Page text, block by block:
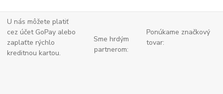
U nás môžete platiť
cez účet GoPay alebo
zaplaťte rýchlo
kreditnou kartou.
Sme hrdým
partnerom:
Ponúkame značkový
tovar: